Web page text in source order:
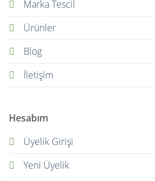
Marka Tescil
Ürünler
Blog
İletişim
Hesabım
Üyelik Girişi
Yeni Üyelik